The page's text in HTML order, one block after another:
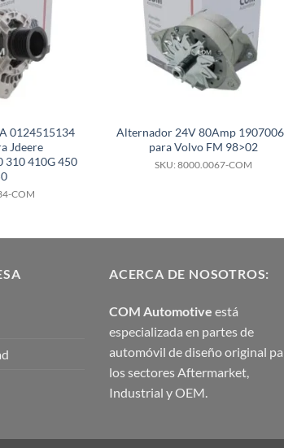
0124515134
Jdeere
310 410G 450
COM
Alternador 24V 80Amp
para Volvo FM 98>02
SKU: 8000.0067-COM
ACERCA DE NOSOTROS:
COM Automotive está
especializada en partes de
automóvil de diseño original
los sectores Aftermarket,
Industrial y OEM.